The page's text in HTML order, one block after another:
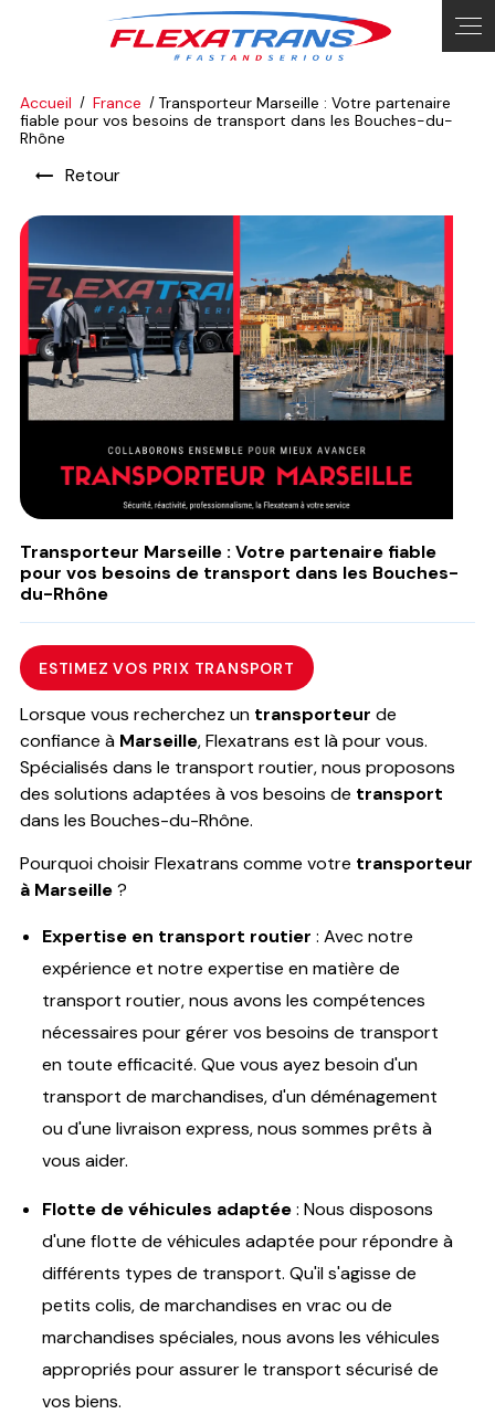
Accueil France
Transporteur Marseille : Votre partenaire
fiable pour vos besoins de transport dans les Bouches-du-
Rhône
Retour
Transporteur Marseille : Votre partenaire fiable
pour vos besoins de transport dans les Bouches-
du-Rhône
ESTIMEZ VOS PRIX TRANSPORT
Lorsque vous recherchez un transporteur de
confiance à Marseille, Flexatrans est là pour vous.
Spécialisés dans le transport routier, nous proposons
des solutions adaptées à vos besoins de transport
dans les Bouches-du-Rhône.
Pourquoi choisir Flexatrans comme votre transporteur
à Marseille?
Expertise en transport routier : Avec notre
expérience et notre expertise en matière de
transport routier, nous avons les compétences
nécessaires pour gérer vos besoins de transport
en toute efficacité. Que vous ayez besoin d'un
transport de marchandises, d'un déménagement
ou d'une livraison express, nous sommes prêts à
vous aider.
Flotte de véhicules adaptée: Nous disposons
d'une flotte de véhicules adaptée pour répondre à
différents types de transport. Qu'il s'agisse de
petits colis, de marchandises en vrac ou de
marchandises spéciales, nous avons les véhicules
appropriés pour assurer le transport sécurisé de
vos biens.
Panneau de gestion des cookies